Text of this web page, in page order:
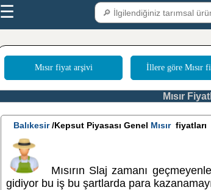
☰
Mısır fiyat arşivi İllere göre Mısır
Mısır
Balıkesir/Kepsut Piyasası Genel Mısırfiyatları
Mısırın Slaj zamanı
gidiyor bu iş bu şartlarda para